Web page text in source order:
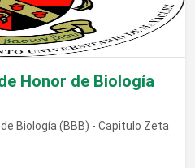
Honor de Biología
Biología (BBB) - Capitulo Zeta